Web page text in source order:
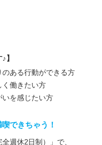
】
のある行動ができる方
く働きたい方
いを感じたい方
できちゃう！
週休2日制）」で、